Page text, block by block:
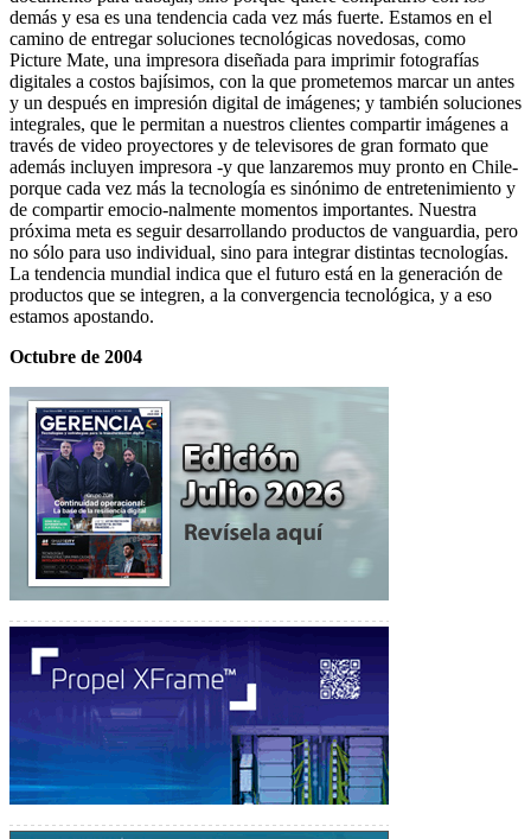
demás y esa es una tendencia cada vez más fuerte. Estamos en el
camino de entregar soluciones tecnológicas novedosas, como
Picture Mate, una impresora diseñada para imprimir fotografías
digitales a costos bajísimos, con la que prometemos marcar un antes
y un después en impresión digital de imágenes; y también soluciones
integrales, que le permitan a nuestros clientes compartir imágenes a
través de video proyectores y de televisores de gran formato que
además incluyen impresora -y que lanzaremos muy pronto en Chile-
porque cada vez más la tecnología es sinónimo de entretenimiento y
de compartir emocio-nalmente momentos importantes. Nuestra
próxima meta es seguir desarrollando productos de vanguardia, pero
no sólo para uso individual, sino para integrar distintas tecnologías.
La tendencia mundial indica que el futuro está en la generación de
productos que se integren, a la convergencia tecnológica, y a eso
estamos apostando.
Octubre de 2004